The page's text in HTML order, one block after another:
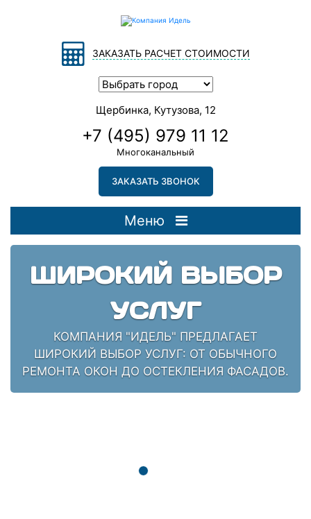
ЗАКАЗАТЬ РАСЧЕТ СТОИМОСТИ
Щербинка, Кутузова, 12
+7 (495) 979 11 12
Многоканальный
ЗАКАЗАТЬ ЗВОНОК
Меню
ШИРОКИЙ ВЫБОР
УСЛУГ
КОМПАНИЯ "ИДЕЛЬ" ПРЕДЛАГАЕТ
ШИРОКИЙ ВЫБОР УСЛУГ: ОТ ОБЫЧНОГО
РЕМОНТА ОКОН ДО ОСТЕКЛЕНИЯ ФАСАДОВ.